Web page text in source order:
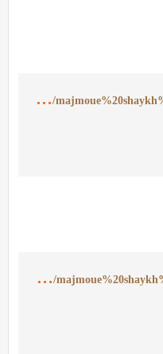
h
ttps://ia902501.us.archive.org/22/items/MajmoueShaykhRabee10/majmoue%20shaykh%20rabee-10.pdf
h
ttps://ia902503.us.archive.org/13/items/MajmoueShaykhRabee11/majmoue%20shaykh%20rabee-11.pdf